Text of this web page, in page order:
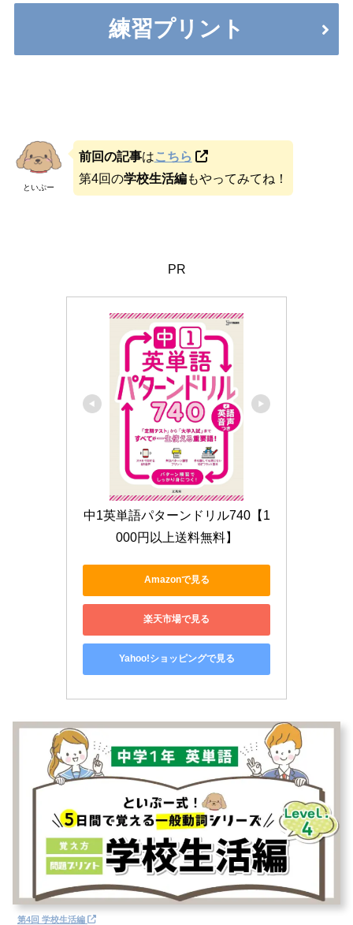
練習プリント
といぷー
前回の記事はこちら
第4回の学校生活編もやってみてね！
PR
中1英単語パターンドリル740【1
000円以上送料無料】
Amazonで見る
楽天市場で見る
Yahoo!ショッピングで見る
第4回 学校生活編